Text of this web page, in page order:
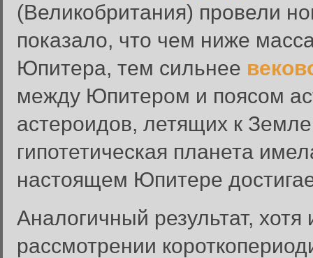
(Великобритания) провели
показало, что чем ниже
Юпитера, тем сильнее
между Юпитером и поясом
астероидов, летящих к
гипотетическая планета
настоящем Юпитере
Аналогичный результат,
рассмотрении